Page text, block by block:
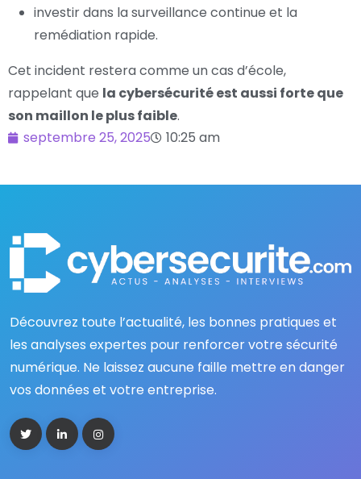
investir dans la surveillance continue et la
remédiation rapide.
Cet incident restera comme un cas d’école,
rappelant que la cybersécurité est aussi forte que
son maillon le plus faible.
septembre 25, 2025
10:25 am
Découvrez toute l’actualité, les bonnes pratiques et
les analyses expertes pour renforcer votre sécurité
numérique. Ne laissez aucune faille mettre en danger
vos données et votre entreprise.